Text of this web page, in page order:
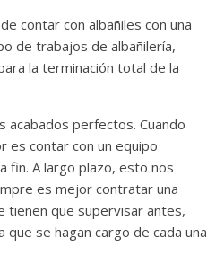
contar con albañiles con una
de trabajos de albañilería,
la terminación total de la
acabados perfectos. Cuando
es contar con un equipo
fin. A largo plazo, esto nos
es mejor contratar una
tienen que supervisar antes,
se hagan cargo de cada una